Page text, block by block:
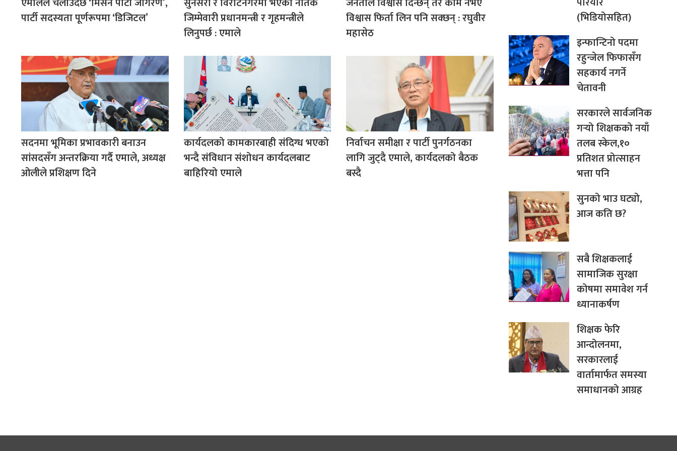
पार्टी सदस्यता पूर्णरूपमा ‘डिजिटल’
जिम्मेवारी प्रधानमन्त्री र गृहमन्त्रीले
लिनुपर्छ : एमाले
विश्वास फिर्ता लिन पनि सक्छन् : रघुवीर
महासेठ
सदनमा भूमिका प्रभावकारी बनाउन
सांसदसँग अन्तरक्रिया गर्दै एमाले, अध्यक्ष
ओलीले प्रशिक्षण दिने
कार्यदलको कामकारबाही संदिग्ध भएको
भन्दै संविधान संशोधन कार्यदलबाट
बाहिरियो एमाले
निर्वाचन समीक्षा र पार्टी पुनर्गठनका
लागि जुट्दै एमाले, कार्यदलको बैठक
बस्दै
(भिडियोसहित)
इन्फान्टिनो पदमा
रहुन्जेल फिफासँग
सहकार्य नगर्ने
चेतावनी
सरकारले सार्वजनिक
गर्‍यो शिक्षकको नयाँ
तलब स्केल,१०
प्रतिशत प्रोत्साहन
भत्ता पनि
सुनको भाउ घट्यो,
आज कति छ?
सबै शिक्षकलाई
सामाजिक सुरक्षा
कोषमा समावेश गर्न
ध्यानाकर्षण
शिक्षक फेरि
आन्दोलनमा,
सरकारलाई
वार्तामार्फत समस्या
समाधानको आग्रह